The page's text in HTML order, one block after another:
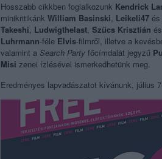
Hosszabb cikkben foglalkozunk Kendrick
minikritikánk William Basinski, Leikeli47 és
Takeshi, Ludwigthelast, Szűcs Krisztián és
Luhrmann-féle Elvis-filmről, illetve a
valamint a Search Party főcímdalát jegyzű
Misi zenei ízlésével ismerkedhetünk meg.
Eredményes lapvadászatot kívánunk, július